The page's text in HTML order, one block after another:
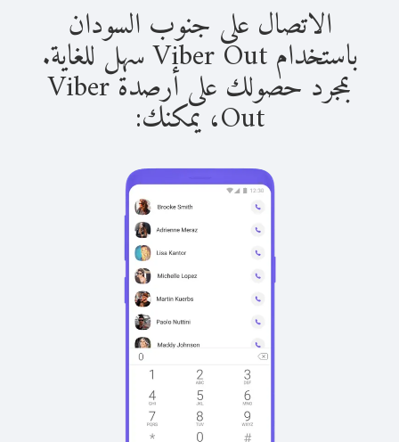
الاتصال على جنوب السودان
باستخدام Viber Out سهل للغاية.
بمجرد حصولك على أرصدة Viber
Out، يمكنك: